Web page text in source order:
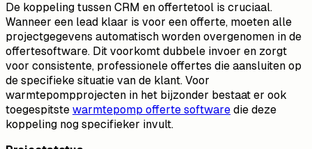
De koppeling tussen CRM en offertetool is cruciaal.
Wanneer een lead klaar is voor een offerte, moeten alle
projectgegevens automatisch worden overgenomen in de
offertesoftware. Dit voorkomt dubbele invoer en zorgt
voor consistente, professionele offertes die aansluiten op
de specifieke situatie van de klant. Voor
warmtepompprojecten in het bijzonder bestaat er ook
toegespitste warmtepomp offerte software die deze
koppeling nog specifieker invult.